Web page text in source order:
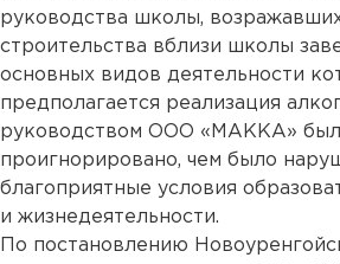
руководства школы,
строительства вблизи школы
основных видов деятельности
предполагается реализация
руководством ООО «МАККА»
проигнорировано, чем было
благоприятные условия
и жизнедеятельности.
По постановлению